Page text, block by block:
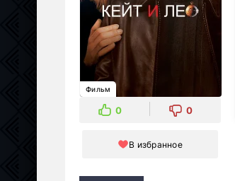
Фильм
0 0
В избранное